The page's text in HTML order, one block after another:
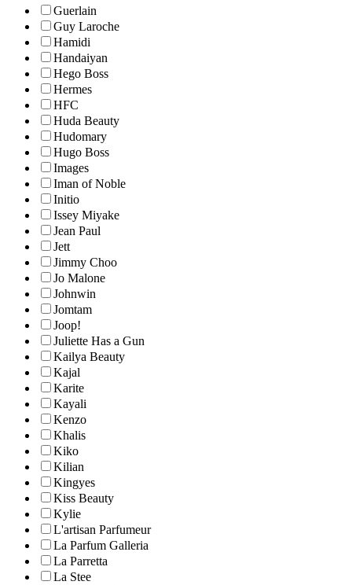
Guerlain
Guy Laroche
Hamidi
Handaiyan
Hego Boss
Hermes
HFC
Huda Beauty
Hudomary
Hugo Boss
Images
Iman of Noble
Initio
Issey Miyake
Jean Paul
Jett
Jimmy Choo
Jo Malone
Johnwin
Jomtam
Joop!
Juliette Has a Gun
Kailya Beauty
Kajal
Karite
Kayali
Kenzo
Khalis
Kiko
Kilian
Kingyes
Kiss Beauty
Kylie
L'artisan Parfumeur
La Parfum Galleria
La Parretta
La Stee